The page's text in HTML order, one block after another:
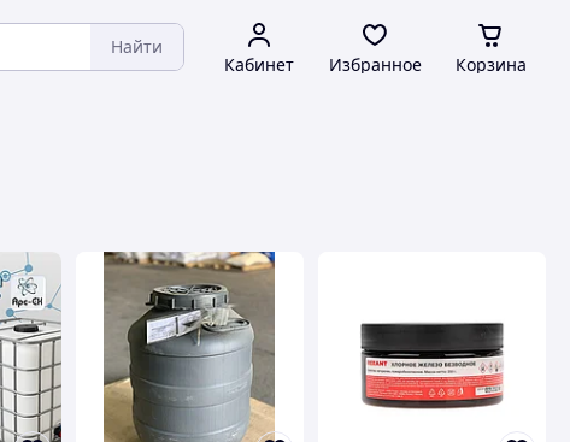
Найти
Кабинет Избранное Корзина